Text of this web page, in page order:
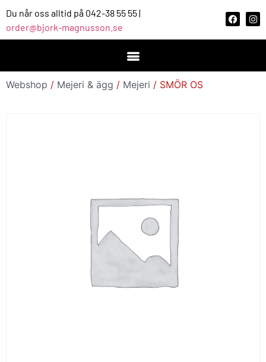
Du når oss alltid på 042-38 55 55 |
order@bjork-magnusson.se
Webshop / Mejeri & ägg / Mejeri / SMÖR OS